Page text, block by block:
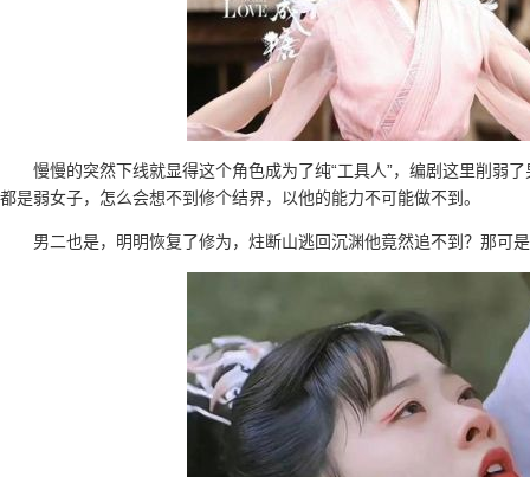
慢慢的突然下线就显得这个角色成为了纯“工具人”，编剧这里削弱
都是弱女子，怎么会想不到修个结界，以他的能力不可能做不到。
男二也是，明明恢复了修为，炷断山逃回沉渊他竟然追不到？那可